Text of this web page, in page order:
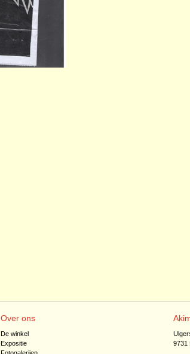
Over ons
De winkel
Expositie
Fotogalerijen
9731